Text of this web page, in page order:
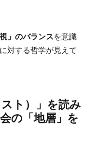
」のバランスを意識
対する哲学が見えて
ト）」を読み
の「地層」を